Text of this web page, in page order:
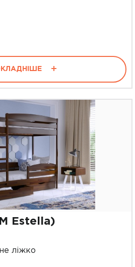
Дует-Плюс (ТМ Estella)
ліжко